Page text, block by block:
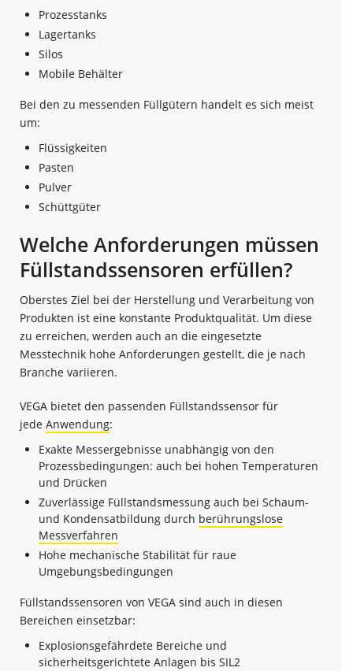
Prozesstanks
Lagertanks
Silos
Mobile Behälter
Bei den zu messenden Füllgütern handelt es sich meist
um:
Flüssigkeiten
Pasten
Pulver
Schüttgüter
Welche Anforderungen müssen
Füllstandssensoren erfüllen?
Oberstes Ziel bei der Herstellung und Verarbeitung von
Produkten ist eine konstante Produktqualität. Um diese
zu erreichen, werden auch an die eingesetzte
Messtechnik hohe Anforderungen gestellt, die je nach
Branche variieren.
VEGA bietet den passenden Füllstandssensor für
jede Anwendung:
Exakte Messergebnisse unabhängig von den
Prozessbedingungen: auch bei hohen Temperaturen
und Drücken
Zuverlässige Füllstandsmessung auch bei Schaum-
und Kondensatbildung durch berührungslose
Messverfahren
Hohe mechanische Stabilität für raue
Umgebungsbedingungen
Füllstandssensoren von VEGA sind auch in diesen
Bereichen einsetzbar:
Explosionsgefährdete Bereiche und
sicherheitsgerichtete Anlagen bis SIL2